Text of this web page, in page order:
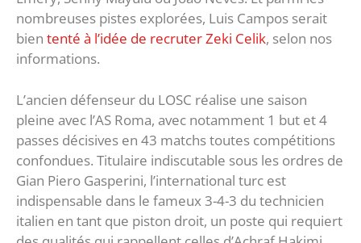
nombreuses pistes explorées, Luis Campos serait
bien tenté à l’idée de recruter Zeki Celik, selon nos
informations.
L’ancien défenseur du LOSC réalise une saison
pleine avec l’AS Roma, avec notamment 1 but et 4
passes décisives en 43 matchs toutes compétitions
confondues. Titulaire indiscutable sous les ordres de
Gian Piero Gasperini, l’international turc est
indispensable dans le fameux 3-4-3 du technicien
italien en tant que piston droit, un poste qui requiert